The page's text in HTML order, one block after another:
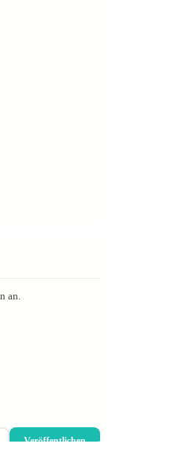
an.
Veröffentlichen